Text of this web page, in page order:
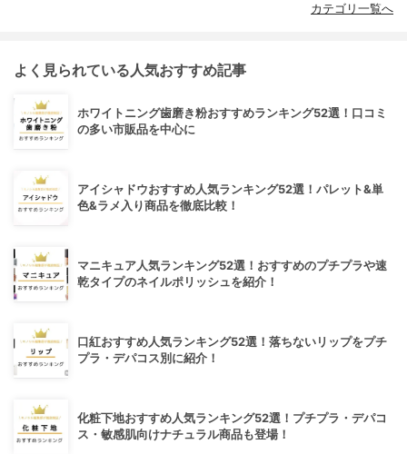
カテゴリ一覧へ
よく見られている人気おすすめ記事
ホワイトニング歯磨き粉おすすめランキング52選！口コミ
の多い市販品を中心に
アイシャドウおすすめ人気ランキング52選！パレット&単
色&ラメ入り商品を徹底比較！
マニキュア人気ランキング52選！おすすめのプチプラや速
乾タイプのネイルポリッシュを紹介！
口紅おすすめ人気ランキング52選！落ちないリップをプチ
プラ・デパコス別に紹介！
化粧下地おすすめ人気ランキング52選！プチプラ・デパコ
ス・敏感肌向けナチュラル商品も登場！